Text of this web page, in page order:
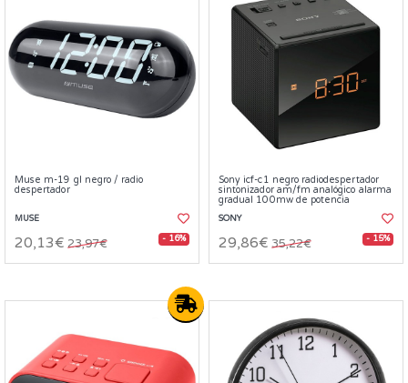
Muse m-19 gl negro / radio
despertador
MUSE
20,13€ 23,97€ - 16%
Sony icf-c1 negro radiodespertador
sintonizador am/fm analógico alarma
gradual 100mw de potencia
SONY
29,86€ 35,22€ - 15%